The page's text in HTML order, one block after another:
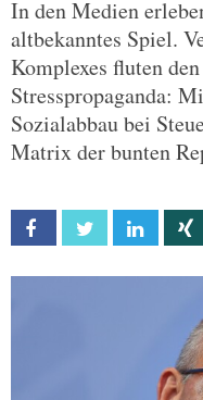
In den Medien
altbekanntes Spiel.
Komplexes fluten
Stresspropaganda:
Sozialabbau bei
Matrix der bunten
Facebook Twitter Linkedin